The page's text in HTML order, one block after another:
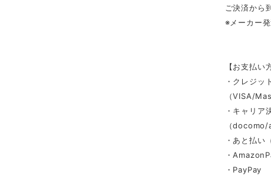
ご決済から
※メーカー
【お支払い
・クレジッ
（VISA/
・キャリア
（
・あと払い
・
・PayPay